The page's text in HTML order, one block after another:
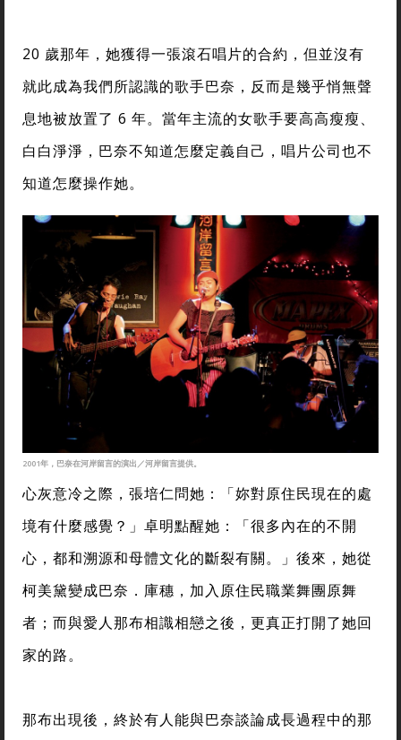
20 歲那年，她獲得一張滾石唱片的合約，但並沒有
就此成為我們所認識的歌手巴奈，反而是幾乎悄無聲
息地被放置了 6 年。當年主流的女歌手要高高瘦瘦、
白白淨淨，巴奈不知道怎麼定義自己，唱片公司也不
知道怎麼操作她。
2001年，巴奈在河岸留言的演出／河岸留言提供。
心灰意冷之際，張培仁問她：「妳對原住民現在的處
境有什麼感覺？」卓明點醒她：「很多內在的不開
心，都和溯源和母體文化的斷裂有關。」後來，她從
柯美黛變成巴奈．庫穗，加入原住民職業舞團原舞
者；而與愛人那布相識相戀之後，更真正打開了她回
家的路。
那布出現後，終於有人能與巴奈談論成長過程中的那